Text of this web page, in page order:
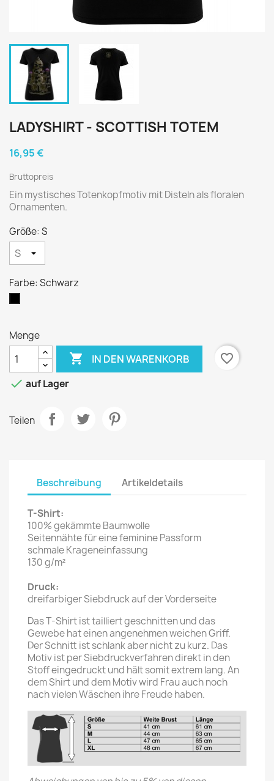
LADYSHIRT - SCOTTISH TOTEM
16,95 €
Bruttopreis
Ein mystisches Totenkopfmotiv mit Disteln als floralen
Ornamenten.
Größe: S
Farbe: Schwarz
Menge
 IN DEN WARENKORB
favorite_border
 auf Lager
Teilen
Beschreibung Artikeldetails
T-Shirt:
100% gekämmte Baumwolle
Seitennähte für eine feminine Passform
schmale Krageneinfassung
130 g/m²
Druck:
dreifarbiger Siebdruck auf der Vorderseite
Das T-Shirt ist tailliert geschnitten und das
Gewebe hat einen angenehmen weichen Griff.
Der Schnitt ist schlank aber nicht zu kurz. Das
Motiv ist per Siebdruckverfahren direkt in den
Stoff eingedruckt und hält somit extrem lang. An
dem Shirt und dem Motiv wird Frau auch noch
nach vielen Wäschen ihre Freude haben.